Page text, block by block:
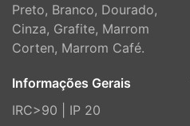
Preto, Branco, Dourado,
Cinza, Grafite, Marrom
Corten, Marrom Café.
Informações Gerais
IRC>90 | IP 20